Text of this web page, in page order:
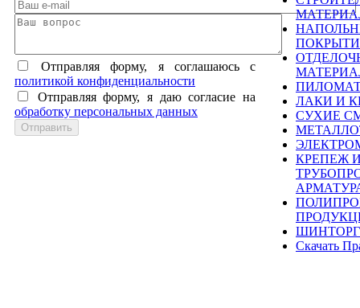
Отправляя форму, я соглашаюсь c
политикой конфиденциальности
Отправляя форму, я даю согласие на
обработку персональных данных
ЛАКИ И
СУХИЕ
КРЕПЕЖ
ШИНТОРГ
Скачать